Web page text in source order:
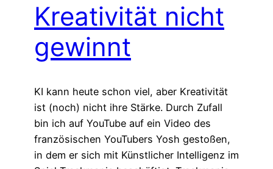
Kreativität nicht
gewinnt
KI kann heute schon viel, aber Kreativität
ist (noch) nicht ihre Stärke. Durch Zufall
bin ich auf YouTube auf ein Video des
französischen YouTubers Yosh gestoßen,
in dem er sich mit Künstlicher Intelligenz im